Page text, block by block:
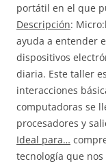
portátil en el que
Descripción:
ayuda a entender
dispositivos
diaria. Este taller
interacciones
computadoras se
procesadores y
Ideal para…
tecnología que nos